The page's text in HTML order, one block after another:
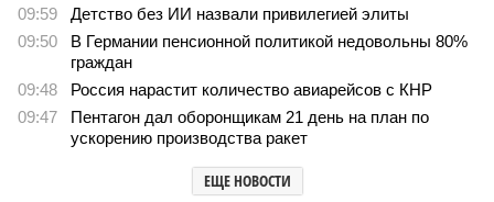
Пока в Ярославском районе СВАО дольщики «Сказочного леса»
уже получают ключи – в мае 2026 года были получены
заключение о соответствии проектной документации и
разрешение на ввод жилищного комплекса в эксплуатацию –
совсем недалеко, в паре станций метро южнее, на Люблинской
улице, картина, можно сказать, прямо противоположная.